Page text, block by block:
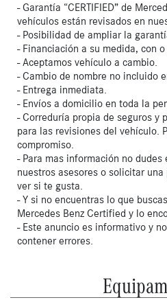
- Garantía “CERTIFIED” de
vehículos están revisados en
- Posibilidad de ampliar la
- Financiación a su medida, con
- Aceptamos vehículo a cambio.
- Cambio de nombre no incluido
- Entrega inmediata.
- Envíos a domicilio en toda la
- Correduría propia de seguros y
para las revisiones del vehículo.
compromiso.
- Para mas información no
nuestros asesores o solicitar
ver si te gusta.
- Y si no encuentras lo que
Mercedes Benz Certified y lo
- Este anuncio es informativo y
contener errores.